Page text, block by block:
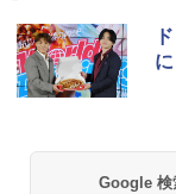
1
Google 検